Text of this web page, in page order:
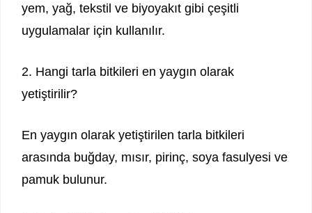
yem, yağ, tekstil ve biyoyakıt gibi çeşitli
uygulamalar için kullanılır.
2. Hangi tarla bitkileri en yaygın olarak
yetiştirilir?
En yaygın olarak yetiştirilen tarla bitkileri
arasında buğday, mısır, pirinç, soya fasulyesi ve
pamuk bulunur.